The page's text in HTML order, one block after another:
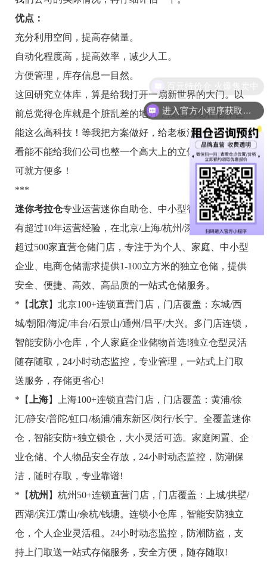
优点：
充分利用空间，提高存储量。
自动化程度高，提高效率，减少人工。
方便管理，库存信息一目然。
这回研究立体库，算是给我打开一扇新世界的大门。以
前总觉得仓库就是个脏乱差的地方，没想到现在仓库也
能这么高科技！等我把方案做好，给老板汇报一下，看
看能不能给我们公司也整一个高大上的立体库，到时候
可就方便多！
***
迷你考拉仓专业运营迷你自助仓、中小型智能化仓储，
有超过10年运营经验，在北京/上海/杭州/深圳/广州拥有
超过500家直营仓储门店，专注于为个人、家庭、中小型
企业、电商仓储需求提供1-100立方米的独立仓储，提供
安全、便捷、高效、高品质的一站式仓储服务。
*【北京】北京100+连锁直营门店，门店覆盖：东城/西
城/朝阳/海淀/丰台/石景山/通州/昌平/大兴。多门店连锁，
智能安防小仓库，个人家庭企业储物首选!独立仓型灵活
随存随取，24小时动态监控，专业管理，一站式上门取
送服务，存储更省心!
*【
上海】上海100+连锁直营门店，门店覆盖：黄浦/徐
汇/静安/普陀/虹口/杨浦/浦东新区/闵行/长宁。全覆盖迷你
仓，智能安防+独立锁仓，大小灵活可选。家庭闲置、企
业仓储、个人物品安全存放，24小时动态监控，防潮保
洁，随时存取，专业靠谱!
*【杭州 】杭州50+连锁直营门店，门店覆盖：上城/拱墅/
西湖/滨江/萧山/余杭/钱塘。连锁小仓库，智能安防独立
仓，个人企业灵活租。24小时动态监控，防潮防盗，支
持上门取送一站式存储服务，安全方便，随存随取!